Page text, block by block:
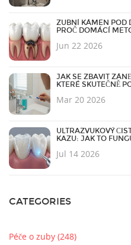
ZUBNÍ KÁMEN POD
PROČ DOMÁCÍ
Jun 22 2026
JAK SE ZBAVIT
KTERÉ SKUTEČNĚ
Mar 20 2026
ULTRAZVUKOVÝ
KAZU: JAK TO
Jul 14 2026
CATEGORIES
Péče o zuby (248)